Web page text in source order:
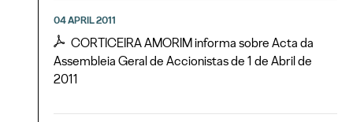
04 APRIL 2011
CORTICEIRA AMORIM informa sobre Acta da
Assembleia Geral de Accionistas de 1 de Abril de
2011